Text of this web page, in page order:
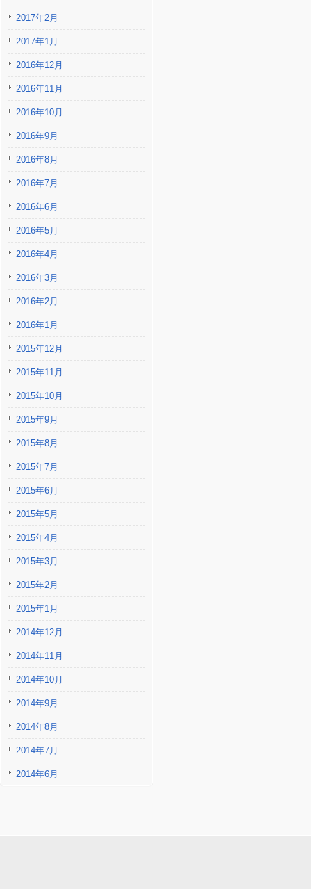
2017年2月
2017年1月
2016年12月
2016年11月
2016年10月
2016年9月
2016年8月
2016年7月
2016年6月
2016年5月
2016年4月
2016年3月
2016年2月
2016年1月
2015年12月
2015年11月
2015年10月
2015年9月
2015年8月
2015年7月
2015年6月
2015年5月
2015年4月
2015年3月
2015年2月
2015年1月
2014年12月
2014年11月
2014年10月
2014年9月
2014年8月
2014年7月
2014年6月